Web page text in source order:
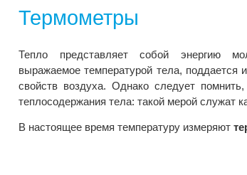
Термометры
Тепло представляет собой энергию
выражаемое температурой тела, поддается
свойств воздуха. Однако следует
теплосодержания тела: такой мерой служат
В настоящее время температуру измеряют